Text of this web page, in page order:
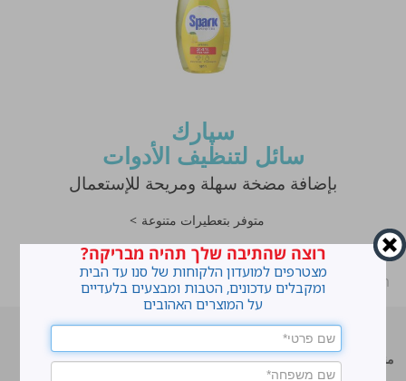
سپارك
سائل لتنظيف الأدوات
بإضافة مضخة سهلة ومريحة للإستعمال
متوفر بتعطيرات متنوعة
ראשי منتجاتنا»تنظيف الأواني »غسل الأواني
منتجات رائده
سانو
רוצה שהתיבה שלך תהיה מבריקה?
מצטרפים למועדון הלקוחות של סנו עד הבית
ומקבלים עדכונים, הטבות ומבצעים בלעדיים
על המוצרים האהובים